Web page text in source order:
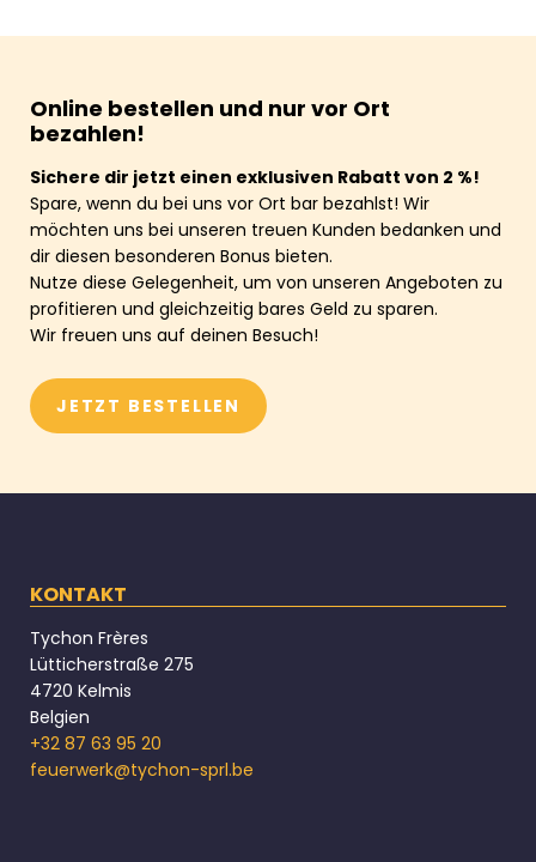
Online bestellen und nur vor Ort
bezahlen!
Sichere dir jetzt einen exklusiven Rabatt von 2 %!
Spare, wenn du bei uns vor Ort bar bezahlst! Wir
möchten uns bei unseren treuen Kunden bedanken und
dir diesen besonderen Bonus bieten.
Nutze diese Gelegenheit, um von unseren Angeboten zu
profitieren und gleichzeitig bares Geld zu sparen.
Wir freuen uns auf deinen Besuch!
JETZT BESTELLEN
KONTAKT
Tychon Frères
Lütticherstraße 275
4720 Kelmis
Belgien
+32 87 63 95 20
feuerwerk@tychon-sprl.be